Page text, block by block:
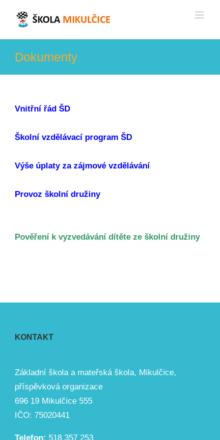
Dokumenty
Vnitřní řád ŠD
Školní vzdělávací program ŠD
Výše úplaty za zájmové vzdělávání
Provoz školní družiny
Pověření k vyzvedávání dítěte ze školní družiny
KONTAKT
Základní škola a mateřská škola, Mikulčice,
příspěvková organizace
696 19 Mikulčice 555
IČO: 75020441
Telefon: 518 357 253